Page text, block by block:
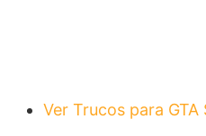
Ver Trucos para GTA